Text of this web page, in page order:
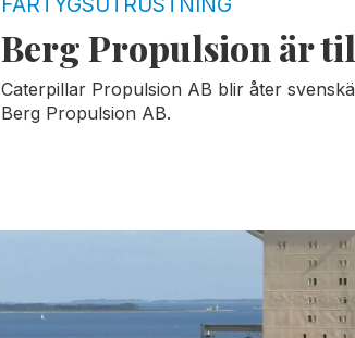
FARTYGSUTRUSTNING
Berg Propulsion är
Caterpillar Propulsion AB blir åter
Berg Propulsion AB.